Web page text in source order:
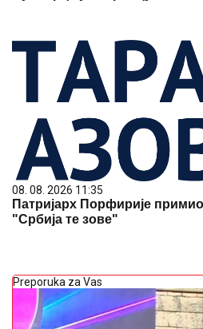
08. 08. 2026 11:35
Патријарх Порфирије
"Србија те зове"
Preporuka za Vas